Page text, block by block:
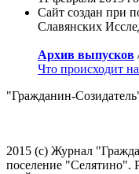
Сайт создан при
Славянских
Архив выпусков
Что происходит
"Гражданин-
2015 (с) Журнал
поселение "Селятино".